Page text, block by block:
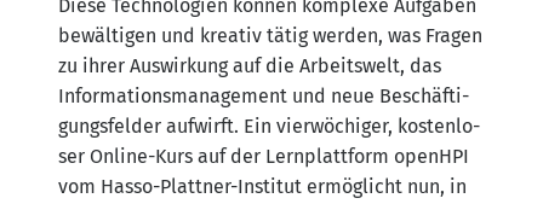
Die­se Tech­no­lo­gien kön­nen kom­ple­xe Auf­ga­ben
bewäl­ti­gen und krea­tiv tätig wer­den, was Fra­gen
zu ihrer Aus­wir­kung auf die Arbeits­welt, das
Infor­ma­ti­ons­ma­nage­ment und neue Beschäf­ti­
gungs­fel­der auf­wirft. Ein vier­wö­chi­ger, kos­ten­lo­
ser Online-Kurs auf der Lern­platt­form openHPI
vom Has­so-Platt­ner-Insti­tut ermög­licht nun, in